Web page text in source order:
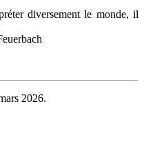
diversement le monde, il
2026.